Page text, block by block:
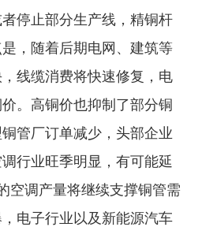
停止部分生产线，精铜杆
，随着后期电网、建筑等
线缆消费将快速修复，电
。高铜价也抑制了部分铜
管厂订单减少，头部企业
行业旺季明显，有可能延
空调产量将继续支撑铜管需
电子行业以及新能源汽车